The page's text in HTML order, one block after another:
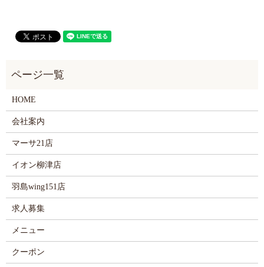
HOME
会社案内
マーサ21店
イオン柳津店
羽島wing151店
求人募集
メニュー
クーポン